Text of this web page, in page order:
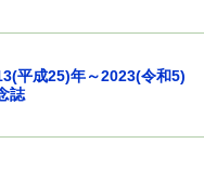
平成25)年～2023(令和5)
念誌